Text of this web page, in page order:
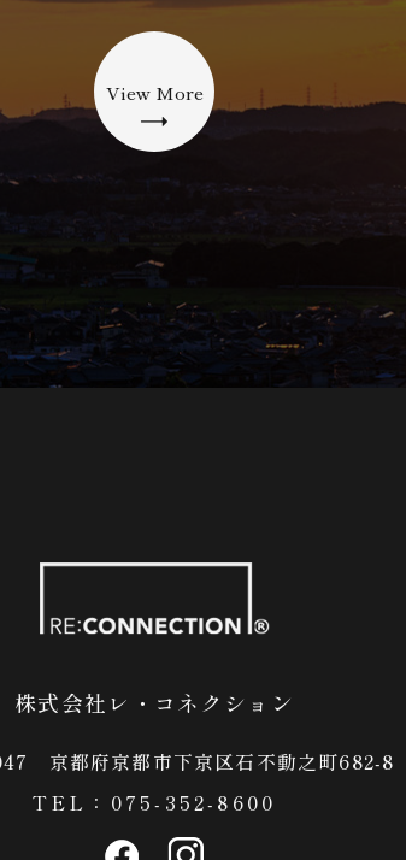
View More
株式会社レ・コネクション
​​​​​​​京都府京都市下京区石不動之町682-8
TEL： 075-352-8600